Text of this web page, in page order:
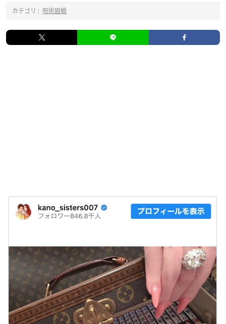
カテゴリ : 呪術廻戦